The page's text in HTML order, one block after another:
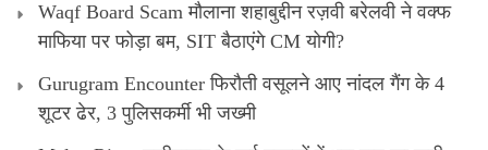
Waqf Board Scam मौलाना शहाबुद्दीन रज़वी बरेलवी ने वक्फ
माफिया पर फोड़ा बम, SIT बैठाएंगे CM योगी?
Gurugram Encounter फिरौती वसूलने आए नांदल गैंग के 4
शूटर ढेर, 3 पुलिसकर्मी भी जख्मी